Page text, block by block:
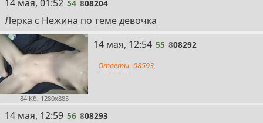
14 мая, 01:52 54 808204
Лерка с Нежина по теме девочка
84 Кб, 1280x885
55
14 мая, 12:54 55 808292
Ответы 08593
56
14 мая, 12:59 56 808293